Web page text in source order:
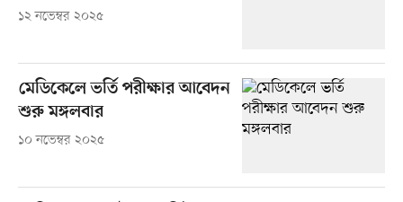
১২ নভেম্বর ২০২৫
মেডিকেলে ভর্তি পরীক্ষার আবেদন
শুরু মঙ্গলবার
১০ নভেম্বর ২০২৫